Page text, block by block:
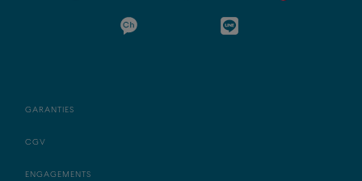
GARANTIES
CGV
ENGAGEMENTS